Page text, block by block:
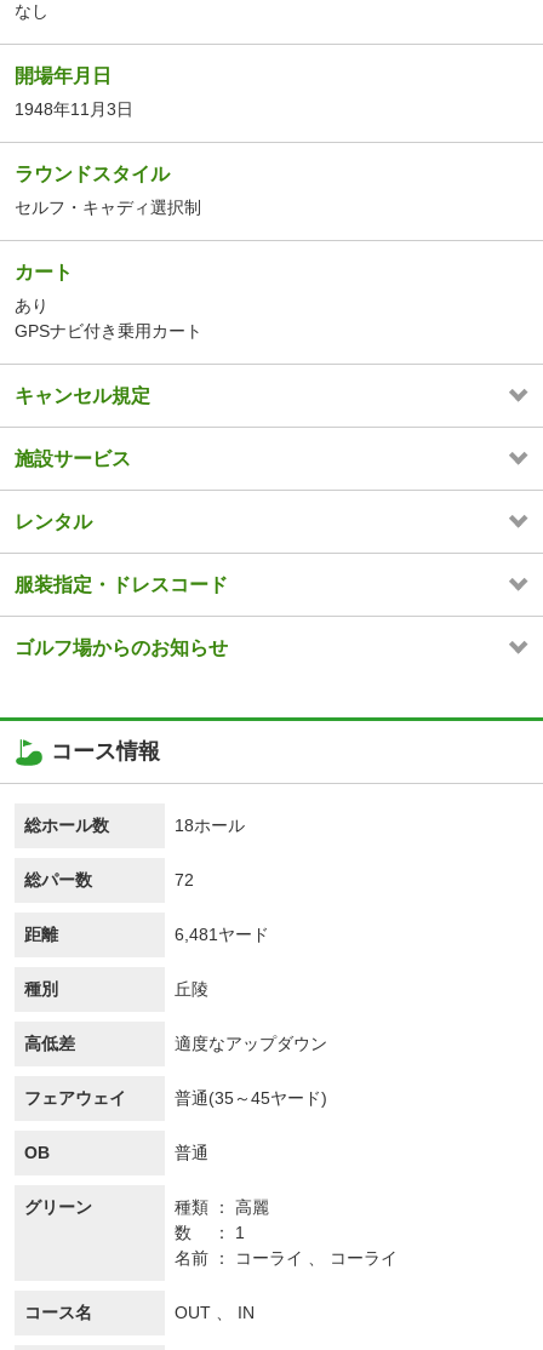
なし
開場年月日
1948年11月3日
ラウンドスタイル
セルフ・キャディ選択制
カート
あり
GPSナビ付き乗用カート
キャンセル規定
施設サービス
レンタル
服装指定・ドレスコード
ゴルフ場からのお知らせ
コース情報
総ホール数 18ホール
総パー数 72
距離 6,481ヤード
種別 丘陵
高低差 適度なアップダウン
フェアウェイ 普通(35～45ヤード)
OB 普通
グリーン 種類
高麗
数
1
名前
コーライ 、 コーライ
コース名 OUT 、 IN